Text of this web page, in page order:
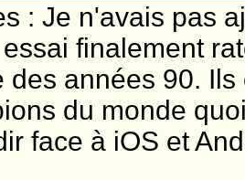
: Je n'avais pas
finalement
des années 90.
du monde
face à iOS et